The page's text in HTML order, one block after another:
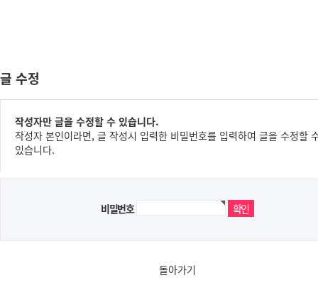
글 수정
작성자만 글을 수정할 수 있습니다.
작성자 본인이라면, 글 작성시 입력한 비밀번호를 입력하여 글을 수정할
있습니다.
비밀번호
돌아가기